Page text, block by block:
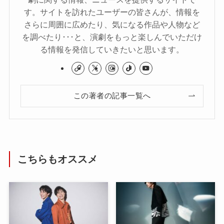
す。サイトを訪れたユーザーの皆さんが、情報を
さらに周囲に広めたり、気になる作品や人物など
を調べたり･･･と、演劇をもっと楽しんでいただけ
る情報を発信していきたいと思います。
この著者の記事一覧へ
こちらもオススメ